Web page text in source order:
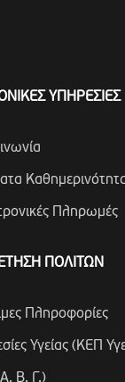
ΥΠΗΡΕΣΙΕΣ
Πληρωμές
ΠΟΛΙΤΩΝ
Πληροφορίες
Υγείας (ΚΕΠ
Β. Γ.)